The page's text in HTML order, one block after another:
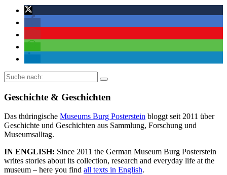
Suche
nach:
Geschichte & Geschichten
Das thüringische Museums Burg Posterstein bloggt seit 2011 über
Geschichte und Geschichten aus Sammlung, Forschung und
Museumsalltag.
IN ENGLISH: Since 2011 the German Museum Burg Posterstein
writes stories about its collection, research and everyday life at the
museum – here you find all texts in English.